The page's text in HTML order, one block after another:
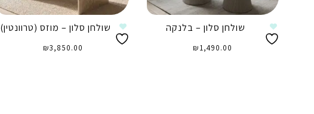
שולחן סלון – בלנקה
₪1,490.00
שולחן סלון – מוזס (טרוונטין)
₪3,850.00